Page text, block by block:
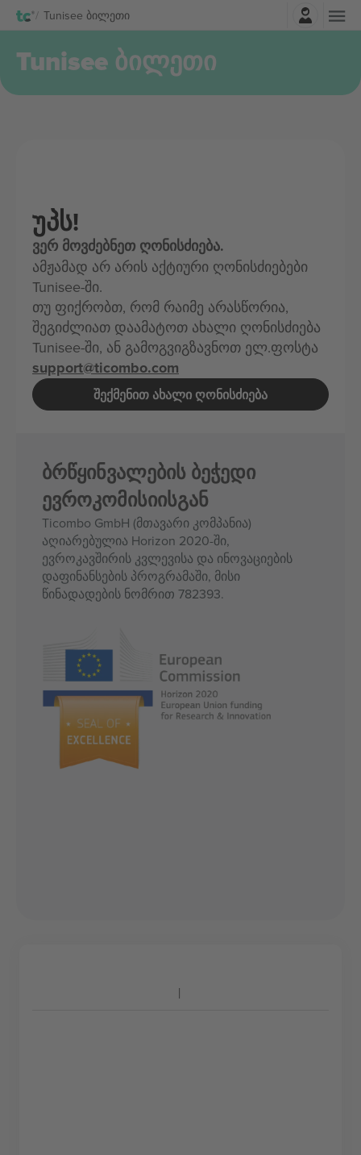
Tunisee ბილეთი
Tunisee ბილეთი
უპს!
ვერ მოვძებნეთ ღონისძიება.
ამჟამად არ არის აქტიური ღონისძიებები
Tunisee-ში.
თუ ფიქრობთ, რომ რაიმე არასწორია,
შეგიძლიათ დაამატოთ ახალი ღონისძიება
Tunisee-ში, ან გამოგვიგზავნოთ ელ.ფოსტა
support@ticombo.com
ᲨᲔᲥᲛᲔᲜᲘᲗ ᲐᲮᲐᲚᲘ ᲦᲝᲜᲘᲡᲫᲘᲔᲑᲐ
ბრწყინვალების ბეჭედი
ევროკომისიისგან
Ticombo GmbH (მთავარი კომპანია)
აღიარებულია Horizon 2020-ში,
ევროკავშირის კვლევისა და ინოვაციების
დაფინანსების პროგრამაში, მისი
წინადადების ნომრით 782393.